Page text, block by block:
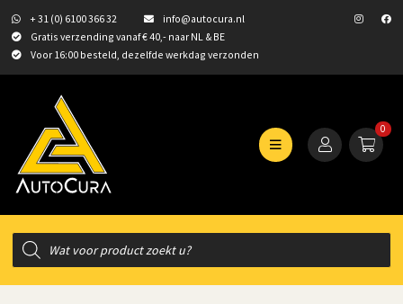
+ 31 (0) 6100 366 32
info@autocura.nl
Gratis verzending vanaf € 40,- naar NL & BE
Voor 16:00 besteld, dezelfde werkdag verzonden
0
Producten
zoeken